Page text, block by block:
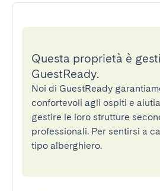
Questa proprietà è
GuestReady.
Noi di GuestReady
confortevoli agli ospiti e
gestire le loro strutture
professionali. Per sentirsi a
tipo alberghiero.